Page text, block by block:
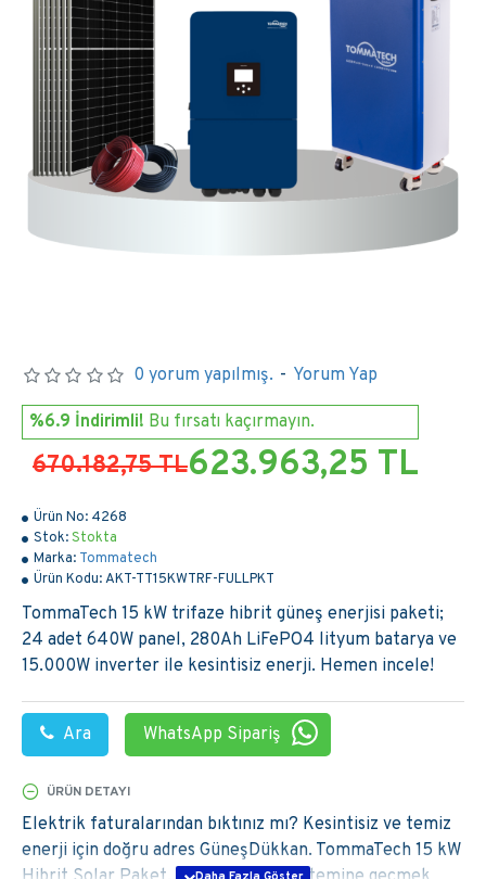
Ürün No: 4268
Stok:Stokta
Marka: Tommatech
Ürün Kodu:AKT-TT15KWTRF-FULLPKT
TommaTech 15 kW trifaze hibrit güneş enerjisi paketi;
24 adet 640W panel, 280Ah LiFePO4 lityum batarya ve
15.000W inverter ile kesintisiz enerji. Hemen incele!
Ara WhatsApp Sipariş
0 yorum yapılmış. - Yorum Yap
%6.9 İndirimli! Bu fırsatı kaçırmayın.
670.182,75 TL623.963,25 TL
ÜRÜN DETAYI
Elektrik faturalarından bıktınız mı? Kesintisiz ve temiz
enerji için doğru adres GüneşDükkan. TommaTech 15 kW